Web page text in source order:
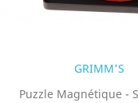
GRIMM'S
Puzzle Magnétique -